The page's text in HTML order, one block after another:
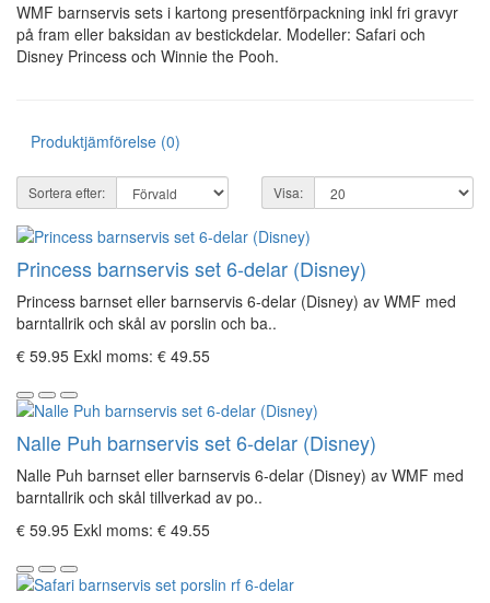
WMF barnservis sets i kartong presentförpackning inkl fri gravyr
på fram eller baksidan av bestickdelar. Modeller: Safari och
Disney Princess och Winnie the Pooh.
Produktjämförelse (0)
Sortera efter: Visa:
Princess barnservis set 6-delar (Disney)
Princess barnset eller barnservis 6-delar (Disney) av WMF med
barntallrik och skål av porslin och ba..
€ 59.95 Exkl moms: € 49.55
Nalle Puh barnservis set 6-delar (Disney)
Nalle Puh barnset eller barnservis 6-delar (Disney) av WMF med
barntallrik och skål tillverkad av po..
€ 59.95 Exkl moms: € 49.55